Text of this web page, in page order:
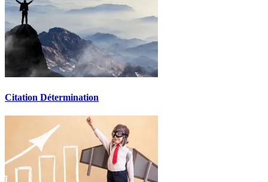
Citation Détermination